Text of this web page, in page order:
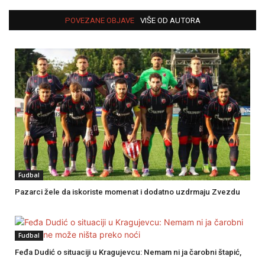
POVEZANE OBJAVE VIŠE OD AUTORA
Fudbal
Pazarci žele da iskoriste momenat i dodatno uzdrmaju Zvezdu
Fudbal
Feđa Dudić o situaciji u Kragujevcu: Nemam ni ja čarobni štapić,